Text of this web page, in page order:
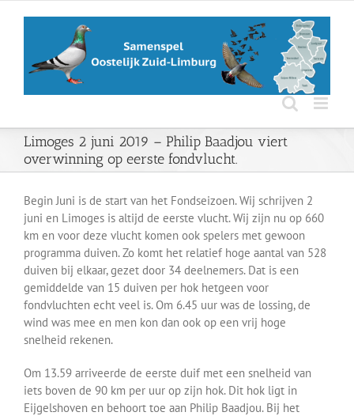
Limoges 2 juni 2019 – Philip Baadjou viert
overwinning op eerste fondvlucht.
Begin Juni is de start van het Fondseizoen. Wij schrijven 2
juni en Limoges is altijd de eerste vlucht. Wij zijn nu op 660
km en voor deze vlucht komen ook spelers met gewoon
programma duiven. Zo komt het relatief hoge aantal van 528
duiven bij elkaar, gezet door 34 deelnemers. Dat is een
gemiddelde van 15 duiven per hok hetgeen voor
fondvluchten echt veel is. Om 6.45 uur was de lossing, de
wind was mee en men kon dan ook op een vrij hoge
snelheid rekenen.
Om 13.59 arriveerde de eerste duif met een snelheid van
iets boven de 90 km per uur op zijn hok. Dit hok ligt in
Eijgelshoven en behoort toe aan Philip Baadjou. Bij het